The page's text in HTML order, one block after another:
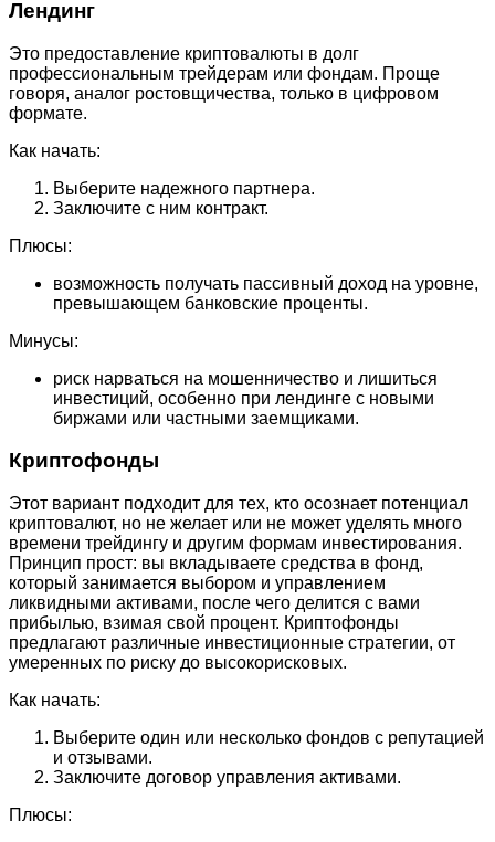
Лендинг
Это предоставление криптовалюты в долг
профессиональным трейдерам или фондам. Проще
говоря, аналог ростовщичества, только в цифровом
формате.
Как начать:
Выберите надежного партнера.
Заключите с ним контракт.
Плюсы:
возможность получать пассивный доход на уровне,
превышающем банковские проценты.
Минусы:
риск нарваться на мошенничество и лишиться
инвестиций, особенно при лендинге с новыми
биржами или частными заемщиками.
Криптофонды
Этот вариант подходит для тех, кто осознает потенциал
криптовалют, но не желает или не может уделять много
времени трейдингу и другим формам инвестирования.
Принцип прост: вы вкладываете средства в фонд,
который занимается выбором и управлением
ликвидными активами, после чего делится с вами
прибылью, взимая свой процент. Криптофонды
предлагают различные инвестиционные стратегии, от
умеренных по риску до высокорисковых.
Как начать:
Выберите один или несколько фондов с репутацией
и отзывами.
Заключите договор управления активами.
Плюсы: